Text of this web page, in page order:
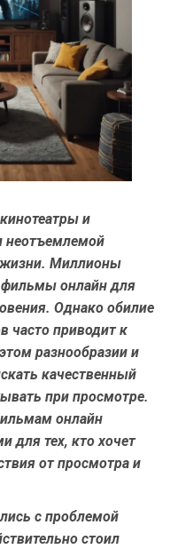
и
неотъемлемой
жизни. Миллионы
онлайн для
Однако обилие
часто приводит к
разнообразии и
качественный
при просмотре.
онлайн
для тех, кто хочет
от просмотра и
с проблемой
стоил